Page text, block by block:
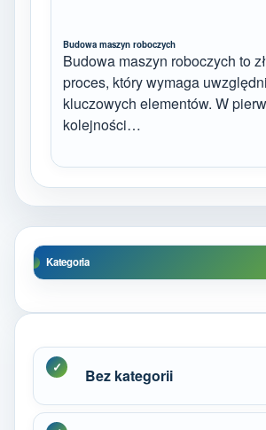
Budowa maszyn roboczych
Budowa maszyn roboczych to
proces, który wymaga
kluczowych elementów. W
kolejności…
Kategoria
Bez kategorii